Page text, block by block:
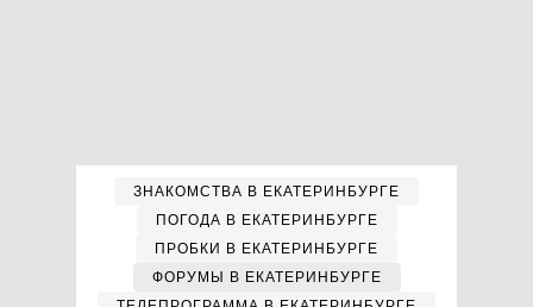
ЗНАКОМСТВА В ЕКАТЕРИНБУРГЕ
ПОГОДА В ЕКАТЕРИНБУРГЕ
ПРОБКИ В ЕКАТЕРИНБУРГЕ
ФОРУМЫ В ЕКАТЕРИНБУРГЕ